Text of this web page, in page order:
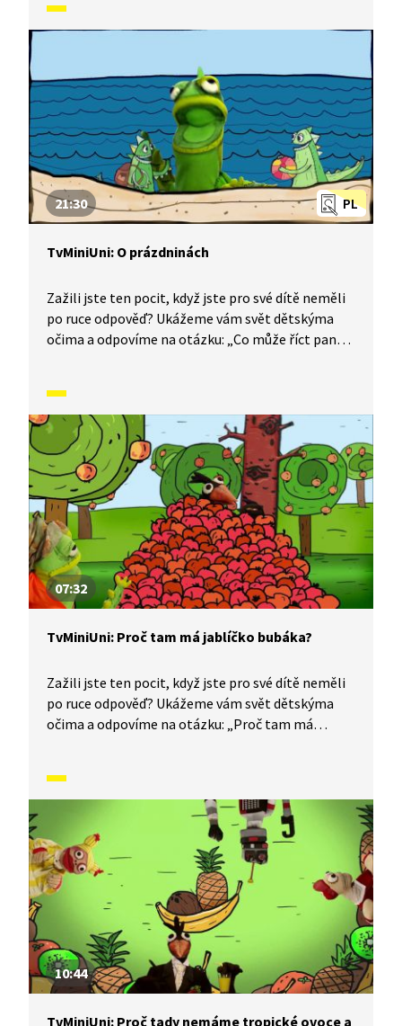
PL
21:30
TvMiniUni: O prázdninách
Zažili jste ten pocit, když jste pro své dítě neměli
po ruce odpověď? Ukážeme vám svět dětskýma
očima a odpovíme na otázku: „Co může říct pan
07:32
TvMiniUni: Proč tam má jablíčko bubáka?
Zažili jste ten pocit, když jste pro své dítě neměli
po ruce odpověď? Ukážeme vám svět dětskýma
očima a odpovíme na otázku: „Proč tam má
10:44
TvMiniUni: Proč tady nemáme tropické ovoce a